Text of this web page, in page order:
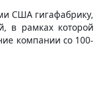
США гигафабрику,
в рамках которой
компании со 100-